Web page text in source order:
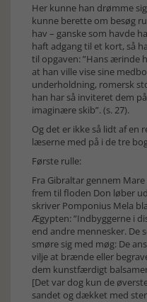
Her kunne han drømme
kunne berette om besøg
hav – ganske som havde
haft adgang til et kort, så
til opgaven: ”Hans ærinde
at han ville vise sine
underholdning, romersk
han har så inviteret dem
imaginære skib”. (s. 27).
Og det er ikke så lidt af en
læserne med på i de tre
Første rulle:
Fra Gibraltar gennem
frem til floden Don løber
skriver Pomponius Mela
Ægypten: ”Indbyggerne i
end andre mennesker. De
smøre sig med møg: De
vilje at brænde eller
dem kunstfærdigt
[Det var dog kun de
sandet og dækket med